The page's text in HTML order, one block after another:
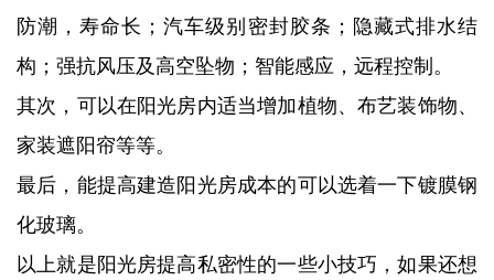
防潮，寿命长；汽车级别密封胶条；隐藏式排水结
构；强抗风压及高空坠物；智能感应，远程控制。
其次，可以在阳光房内适当增加植物、布艺装饰物、
家装遮阳帘等等。
最后，能提高建造阳光房成本的可以选着一下镀膜钢
化玻璃。
以上就是阳光房提高私密性的一些小技巧，如果还想